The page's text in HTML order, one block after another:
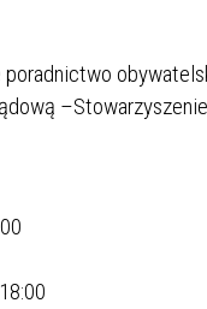
poradnictwo